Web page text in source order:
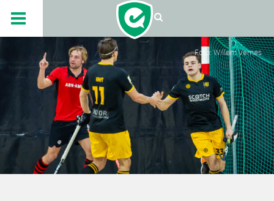
Foto: Willem Vernes